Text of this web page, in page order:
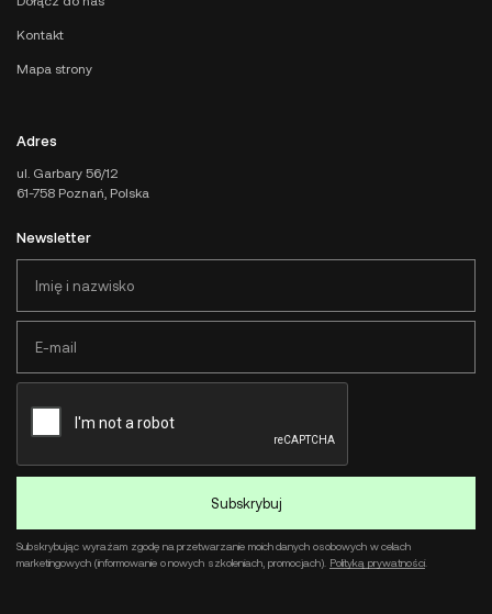
Kontakt
Mapa strony
Adres
ul. Garbary 56/12
61-758 Poznań, Polska
Newsletter
Subskrybując wyrażam zgodę na przetwarzanie moich danych osobowych w celach
marketingowych (informowanie o nowych szkoleniach, promocjach). Polityką prywatności.